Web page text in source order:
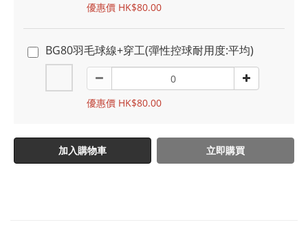
優惠價 HK$80.00
BG80羽毛球線+穿工(彈性控球耐用度:平均)
優惠價 HK$80.00
加入購物車 立即購買